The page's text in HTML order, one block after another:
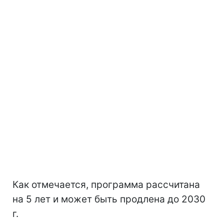
Как отмечается, программа рассчитана
на 5 лет и может быть продлена до 2030
г.